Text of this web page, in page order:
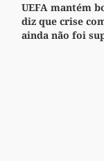
UEFA mantém
diz que crise
ainda não foi